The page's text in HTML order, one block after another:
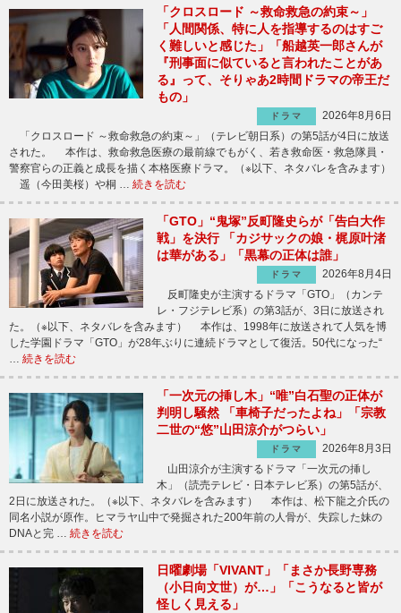
「クロスロード ～救命救急の約束～」
「人間関係、特に人を指導するのはすご
く難しいと感じた」「船越英一郎さんが
『刑事面に似ていると言われたことがあ
る』って、そりゃあ2時間ドラマの帝王だ
もの」
ドラマ
2026年8月6日
「クロスロード ～救命救急の約束～」（テレビ朝日系）の第5話が4日に放送
された。 本作は、救命救急医療の最前線でもがく、若き救命医・救急隊員・
警察官らの正義と成長を描く本格医療ドラマ。（※以下、ネタバレを含みます）
遥（今田美桜）や桐 … 続きを読む
「GTO」“鬼塚”反町隆史らが「告白大作
戦」を決行 「カジサックの娘・梶原叶渚
は華がある」「黒幕の正体は誰」
ドラマ
2026年8月4日
反町隆史が主演するドラマ「GTO」（カンテ
レ・フジテレビ系）の第3話が、3日に放送され
た。（※以下、ネタバレを含みます） 本作は、1998年に放送されて人気を博
した学園ドラマ「GTO」が28年ぶりに連続ドラマとして復活。50代になった“
… 続きを読む
「一次元の挿し木」“唯”白石聖の正体が
判明し騒然 「車椅子だったよね」「宗教
二世の“悠”山田涼介がつらい」
ドラマ
2026年8月3日
山田涼介が主演するドラマ「一次元の挿し
木」（読売テレビ・日本テレビ系）の第5話が、
2日に放送された。（※以下、ネタバレを含みます） 本作は、松下龍之介氏の
同名小説が原作。ヒマラヤ山中で発掘された200年前の人骨が、失踪した妹の
DNAと完 … 続きを読む
日曜劇場「VIVANT」「まさか長野専務
（小日向文世）が…」「こうなると皆が
怪しく見える」